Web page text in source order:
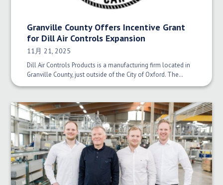
Granville County Offers Incentive Grant
for Dill Air Controls Expansion
発行日:
11月 21, 2025
Dill Air Controls Products is a manufacturing firm located in
Granville County, just outside of the City of Oxford. The…